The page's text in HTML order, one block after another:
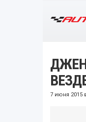
7 июня 2015